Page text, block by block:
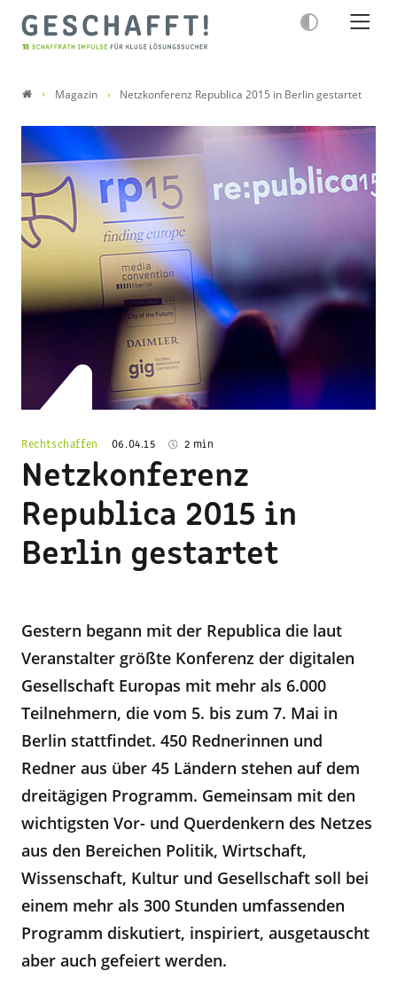
Magazin Netzkonferenz Republica 2015 in Berlin gestartet
Rechtschaffen 06.04.15 2 min
Netzkonferenz
Republica 2015 in
Berlin gestartet
Gestern begann mit der Republica die laut
Veranstalter größte Konferenz der digitalen
Gesellschaft Europas mit mehr als 6.000
Teilnehmern, die vom 5. bis zum 7. Mai in
Berlin stattfindet. 450 Rednerinnen und
Redner aus über 45 Ländern stehen auf dem
dreitägigen Programm. Gemeinsam mit den
wichtigsten Vor- und Querdenkern des Netzes
aus den Bereichen Politik, Wirtschaft,
Wissenschaft, Kultur und Gesellschaft soll bei
einem mehr als 300 Stunden umfassenden
Programm diskutiert, inspiriert, ausgetauscht
aber auch gefeiert werden.